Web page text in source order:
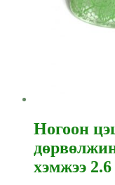
Ногоон
хэмжээ